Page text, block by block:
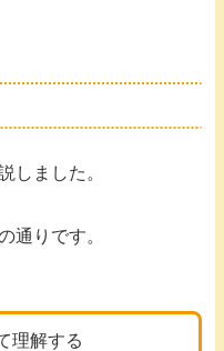
しました。
通りです。
理解する